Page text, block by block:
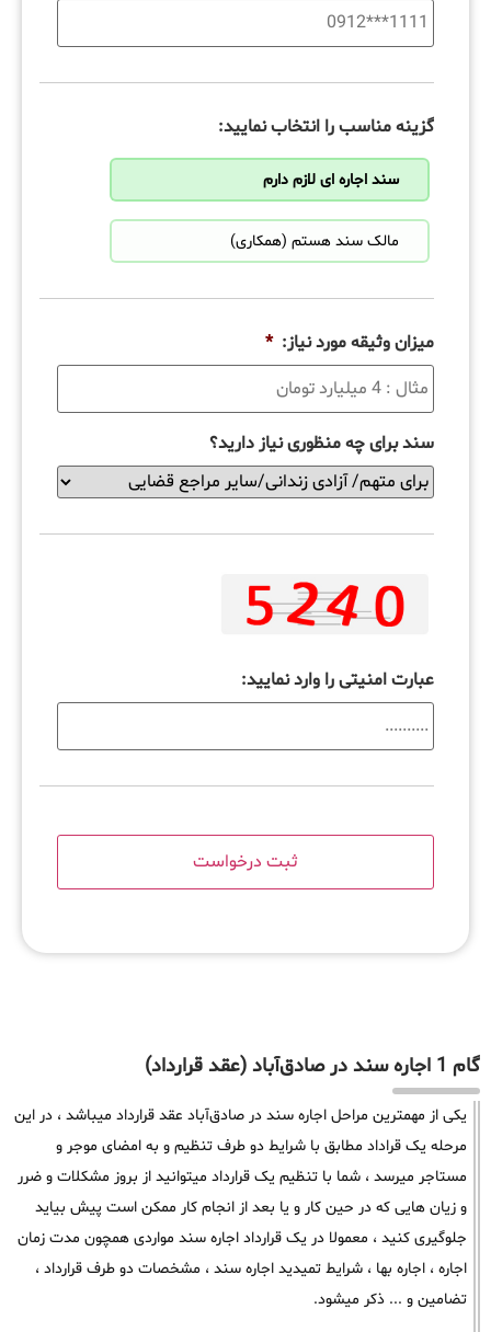
گزینه مناسب را انتخاب نمایید:
سند اجاره ای لازم دارم
مالک سند هستم (همکاری)
میزان وثیقه مورد نیاز: *
سند برای چه منظوری نیاز دارید؟
عبارت امنیتی را وارد نمایید:
گام 1 اجاره سند در صادق‌آباد (عقد قرارداد)
یکی از مهمترین مراحل اجاره سند در صادق‌آباد عقد قرارداد میباشد ، در این
مرحله یک قراداد مطابق با شرایط دو طرف تنظیم و به امضای موجر و
مستاجر میرسد ، شما با تنظیم یک قرارداد میتوانید از بروز مشکلات و ضرر
و زیان هایی که در حین کار و یا بعد از انجام کار ممکن است پیش بیاید
جلوگیری کنید ، معمولا در یک قرارداد اجاره سند مواردی همچون مدت زمان
اجاره ، اجاره بها ، شرایط تمیدید اجاره سند ، مشخصات دو طرف قرارداد ،
تضامین و ... ذکر میشود.